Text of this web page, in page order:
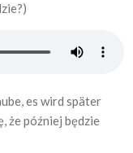
es wird später
że później będzie